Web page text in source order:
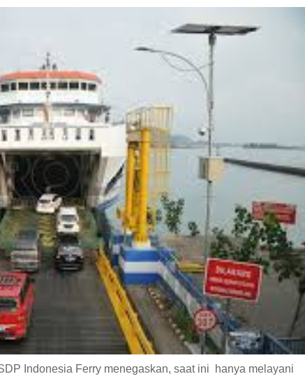
Indonesia Ferry menegaskan, saat ini hanya melayani